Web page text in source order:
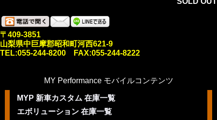
〒409-3851
山梨県中巨摩郡昭和町河西621-9
TEL:055-244-8200 FAX:055-244-8222
MY Performance モバイルコンテンツ
MYP 新車カスタム 在庫一覧
エボリューション 在庫一覧